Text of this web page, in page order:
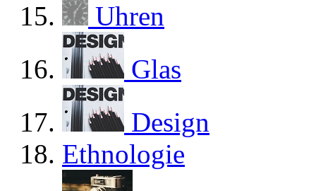
Uhren
Glas
Design
Ethnologie